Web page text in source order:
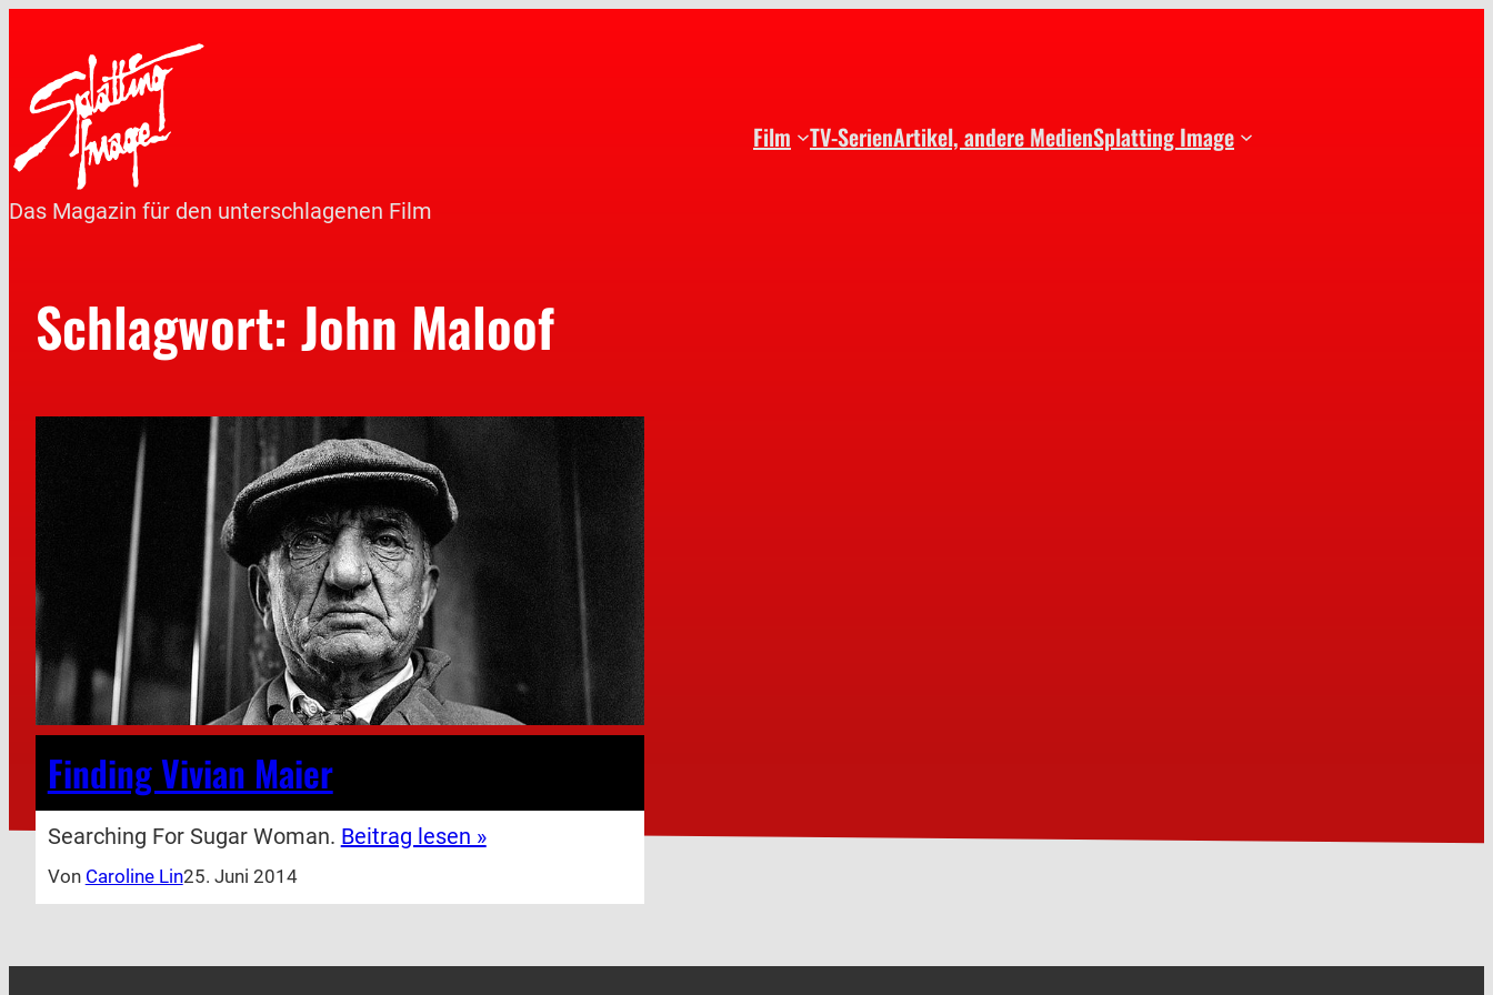
Das Magazin für den unterschlagenen Film
Film TV-SerienArtikel, andere MedienSplatting Image
Schlagwort: John Maloof
Finding Vivian Maier
Searching For Sugar Woman. Beitrag lesen »
Von Caroline Lin25. Juni 2014